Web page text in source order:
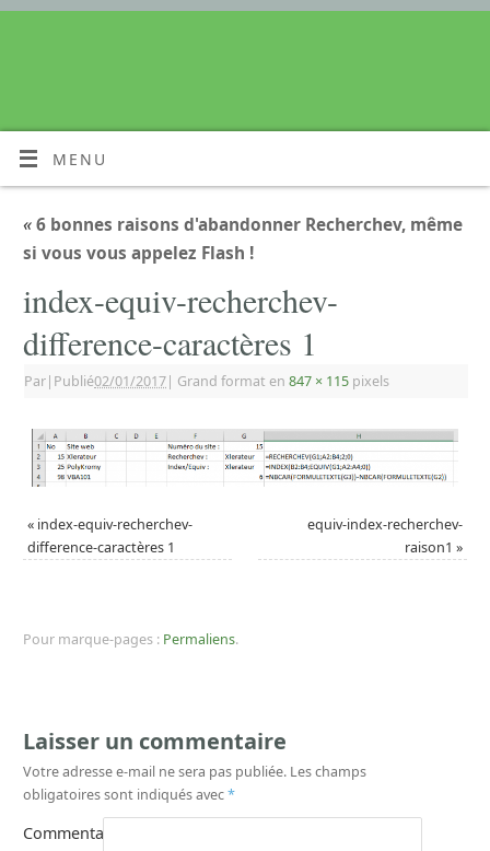
MENU
«6 bonnes raisons d'abandonner Recherchev, même
si vous vous appelez Flash !
index-equiv-recherchev-
difference-caractères 1
Par| Publié02/01/2017| Grand format en 847 × 115 pixels
« index-equiv-recherchev-
difference-caractères 1
equiv-index-recherchev-
raison1 »
Pour marque-pages : Permaliens.
Laisser un commentaire
Votre adresse e-mail ne sera pas publiée. Les champs
obligatoires sont indiqués avec*
Commentaire